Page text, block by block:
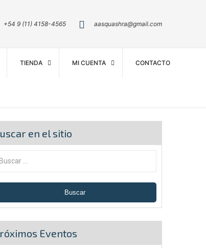
+54 9 (11) 4158-4565 aasquashra@gmail.com
TIENDA MI CUENTA CONTACTO
en el sitio
Eventos